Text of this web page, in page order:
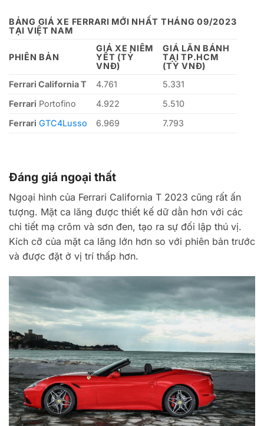
BẢNG GIÁ XE FERRARI MỚI NHẤT THÁNG 09/2023
TẠI VIỆT NAM
PHIÊN BẢN
GIÁ XE NIÊM
YẾT (TỶ
VNĐ)
GIÁ LĂN BÁNH
TẠI TP.HCM
(TỶ VNĐ)
Ferrari California T
4.761
5.331
Ferrari Portofino 4.922
5.510
Ferrari GTC4Lusso 6.969 7.793
Đáng giá ngoại thất
Ngoại hình của Ferrari California T 2023 cũng rất ấn
tượng. Mặt ca lăng được thiết kế dữ dằn hơn với các
chi tiết mạ crôm và sơn đen, tạo ra sự đối lập thú vị.
Kích cỡ của mặt ca lăng lớn hơn so với phiên bản trước
và được đặt ở vị trí thấp hơn.